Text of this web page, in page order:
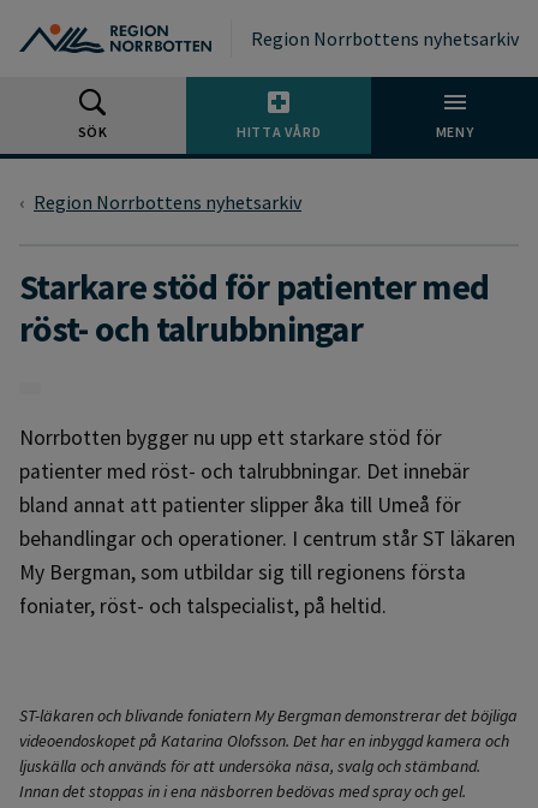
Region Norrbottens nyhetsarkiv
SÖK HITTA VÅRD MENY
Region Norrbottens nyhetsarkiv
Starkare stöd för patienter med
röst- och talrubbningar
Norrbotten bygger nu upp ett starkare stöd för
patienter med röst- och talrubbningar. Det innebär
bland annat att patienter slipper åka till Umeå för
behandlingar och operationer. I centrum står ST läkaren
My Bergman, som utbildar sig till regionens första
foniater, röst- och talspecialist, på heltid.
ST-läkaren och blivande foniatern My Bergman demonstrerar det böjliga
videoendoskopet på Katarina Olofsson. Det har en inbyggd kamera och
ljuskälla och används för att undersöka näsa, svalg och stämband.
Innan det stoppas in i ena näsborren bedövas med spray och gel.